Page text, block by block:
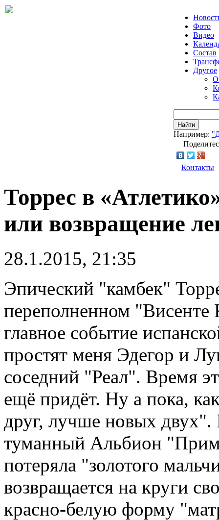
Фото
Видео
Состав
Другое
О
Найти
Например:
Контакты
Торрес в
или возвращение
28.1.2015, 21:35
Эпический "камбек"
переполненном "Висенте
главное событие
простят меня Эдегор и
соседний "Реал". Время
ещё придёт. Ну а пока,
друг, лучше новых двух".
туманный Альбион
потеряла "золотого
возвращается на круги
красно-белую форму